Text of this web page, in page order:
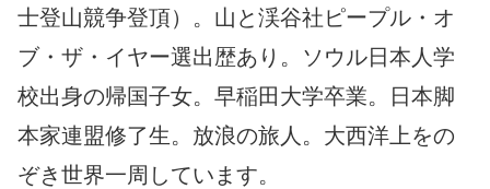
士登山競争登頂）。山と渓谷社ピープル・オ
ブ・ザ・イヤー選出歴あり。ソウル日本人学
校出身の帰国子女。早稲田大学卒業。日本脚
本家連盟修了生。放浪の旅人。大西洋上をの
ぞき世界一周しています。